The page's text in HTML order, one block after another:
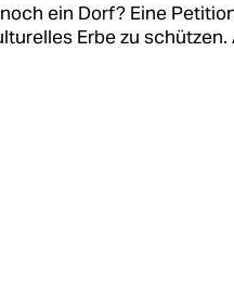
ein Dorf? Eine
Erbe zu schützen.